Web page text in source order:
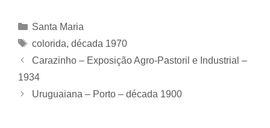
Categorias
Santa Maria
Tags
colorida, década 1970
Carazinho – Exposição Agro-Pastoril e Industrial –
1934
Uruguaiana – Porto – década 1900